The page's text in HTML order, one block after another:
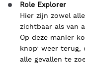
Role Explorer
Hier zijn zowel
zichtbaar als van
Op deze manier
knop’ weer
alle gevallen te